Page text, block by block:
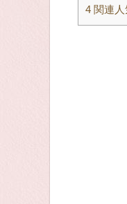
4 関連